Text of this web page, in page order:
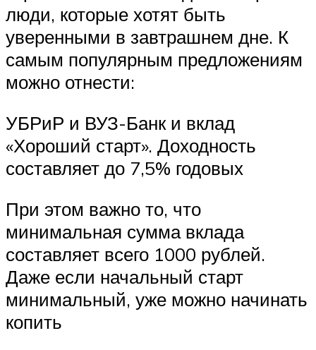
люди, которые хотят быть
уверенными в завтрашнем дне. К
самым популярным предложениям
можно отнести:
УБРиР и ВУЗ-Банк и вклад
«Хороший старт». Доходность
составляет до 7,5% годовых
При этом важно то, что
минимальная сумма вклада
составляет всего 1000 рублей.
Даже если начальный старт
минимальный, уже можно начинать
копить